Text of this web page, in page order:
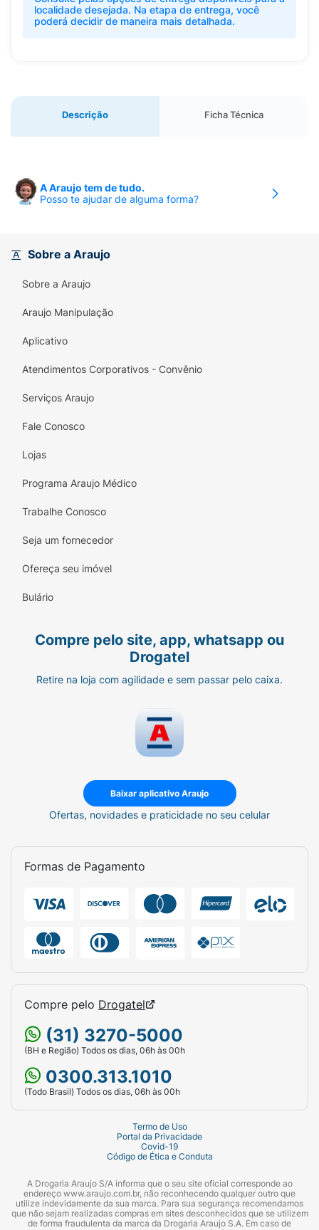
localidade desejada. Na etapa de entrega, você
poderá decidir de maneira mais detalhada.
Descrição Ficha Técnica
A Araujo tem de tudo.
Posso te ajudar de alguma forma?
Sobre a Araujo
Sobre a Araujo
Araujo Manipulação
Aplicativo
Atendimentos Corporativos - Convênio
Serviços Araujo
Fale Conosco
Lojas
Programa Araujo Médico
Trabalhe Conosco
Seja um fornecedor
Ofereça seu imóvel
Bulário
Compre pelo site, app, whatsapp ou
Drogatel
Retire na loja com agilidade e sem passar pelo caixa.
Baixar aplicativo Araujo
Ofertas, novidades e praticidade no seu celular
Formas de Pagamento
Compre pelo Drogatel
(31) 3270-5000
(BH e Região) Todos os dias, 06h às 00h
0300.313.1010
(Todo Brasil) Todos os dias, 06h às 00h
Termo de Uso
Portal da Privacidade
Covid-19
Código de Ética e Conduta
A Drogaria Araujo S/A informa que o seu site oficial corresponde ao
endereço www.araujo.com.br, não reconhecendo qualquer outro que
utilize indevidamente da sua marca. Para sua segurança recomendamos
que não sejam realizadas compras em sites desconhecidos que se utilizem
de forma fraudulenta da marca da Drogaria Araujo S.A. Em caso de